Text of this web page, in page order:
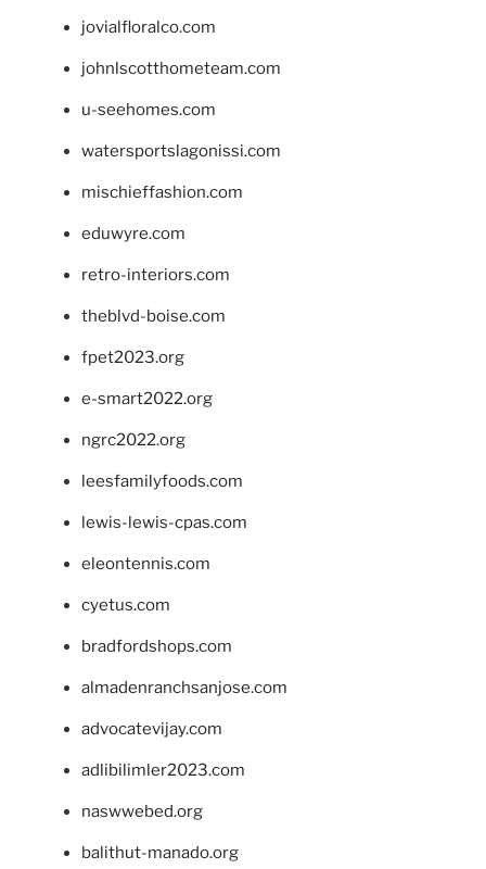
jovialfloralco.com
johnlscotthometeam.com
u-seehomes.com
watersportslagonissi.com
mischieffashion.com
eduwyre.com
retro-interiors.com
theblvd-boise.com
fpet2023.org
e-smart2022.org
ngrc2022.org
leesfamilyfoods.com
lewis-lewis-cpas.com
eleontennis.com
cyetus.com
bradfordshops.com
almadenranchsanjose.com
advocatevijay.com
adlibilimler2023.com
naswwebed.org
balithut-manado.org